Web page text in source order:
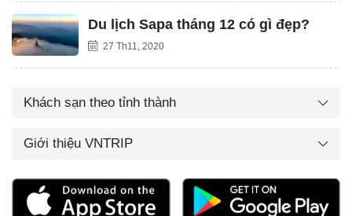
Du lịch Sapa tháng 12 có gì đẹp?
27 Th11, 2020
Khách sạn theo tỉnh thành
Giới thiệu VNTRIP